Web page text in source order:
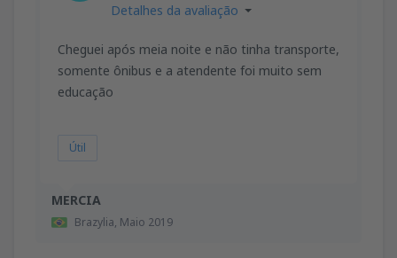
MERCIA
Brazylia, Maio 2019
Detalhes da avaliação
Cheguei após meia noite e não tinha transporte,
somente ônibus e a atendente foi muito sem
educação
Útil